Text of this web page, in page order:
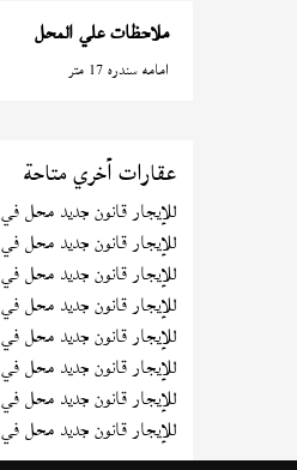
ملاحظات علي المحل
امامه سندره 17 متر
عقارات أخري متاحة
للإيجار قانون جديد محل في
للإيجار قانون جديد محل في
للإيجار قانون جديد محل في
للإيجار قانون جديد محل في
للإيجار قانون جديد محل في
للإيجار قانون جديد محل في
للإيجار قانون جديد محل في
للإيجار قانون جديد محل في